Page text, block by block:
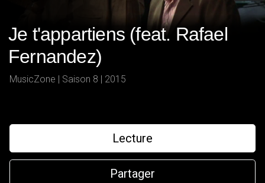
Je t'appartiens (feat. Rafael
Fernandez)
MusicZone | Saison 8 | 2015
Lecture
Partager